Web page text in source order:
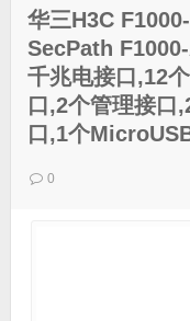
华三H3C
SecPath
千兆电接口,12
口,2个管理接
口,1个
0